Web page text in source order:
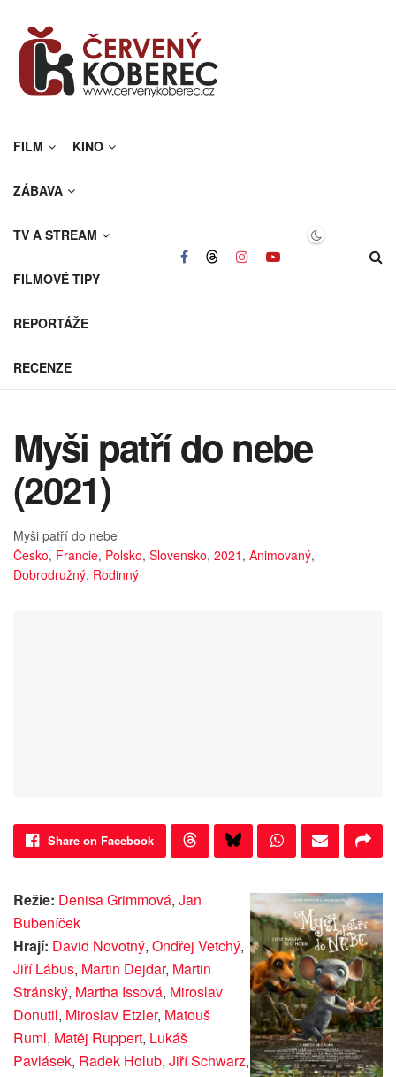
FILM KINO
ZÁBAVA
TV A STREAM
FILMOVÉ TIPY
REPORTÁŽE
RECENZE
Myši patří do nebe
(2021)
Myši patří do nebe
Česko, Francie, Polsko, Slovensko, 2021 , Animovaný,
Dobrodružný, Rodinný
Share on Facebook
Režie: Denisa Grimmová, Jan
Bubeníček
Hrají: David Novotný, Ondřej Vetchý,
Jiří Lábus, Martin Dejdar, Martin
Stránský, Martha Issová, Miroslav
Donutil, Miroslav Etzler, Matouš
Ruml, Matěj Ruppert, Lukáš
Pavlásek, Radek Holub, Jiří Schwarz,